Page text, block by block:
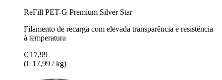
ReFill PET-G Premium Silver Star
Filamento de recarga com elevada transparência e resistência
à temperatura
€ 17,99
(€ 17,99 / kg)